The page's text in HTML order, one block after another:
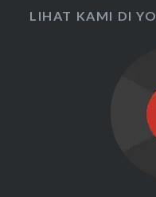
LIHAT KAMI DI